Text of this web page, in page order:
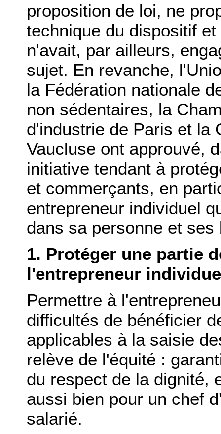
proposition de loi, ne
technique du dispositif
n'avait, par ailleurs,
sujet. En revanche,
la Fédération nationale
non sédentaires, la
d'industrie de Paris et la
Vaucluse ont approuvé,
initiative tendant à
et commerçants, en
entrepreneur individuel
dans sa personne et ses
1. Protéger une partie
l'entrepreneur
Permettre à
difficultés de bénéficier
applicables à la saisie
relève de l'équité :
du respect de la dignité,
aussi bien pour un chef
salarié.